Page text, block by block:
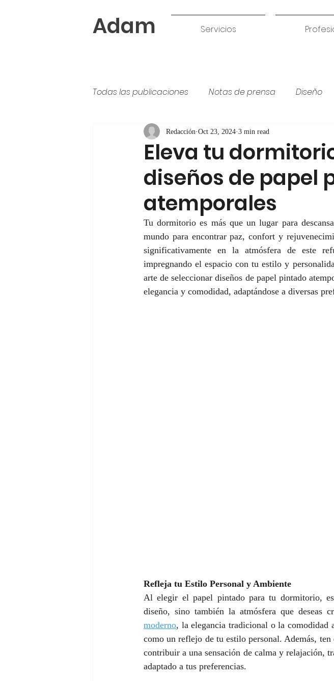
Adam Servicios
Todas las publicaciones Notas de prensa Diseño
Tipos de pintura colores Colores para
Eleva tu
diseños de papel
atemporales
Redacción Oct 23, 2024 3 min read
Tu dormitorio es más que un lugar para
mundo para encontrar paz, confort y
significativamente en la atmósfera de este
impregnando el espacio con tu estilo y
arte de seleccionar diseños de papel pintado
elegancia y comodidad, adaptándose a diversas
Refleja tu Estilo Personal y Ambiente
Al elegir el papel pintado para tu dormitorio,
diseño, sino también la atmósfera que deseas
moderno, la elegancia tradicional o la comodidad
como un reflejo de tu estilo personal. Además,
contribuir a una sensación de calma y relajación,
adaptado a tus preferencias.